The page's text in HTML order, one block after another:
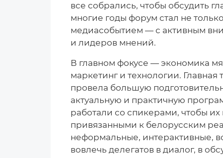
все собрались, чтобы обсудить
многие годы форум стал не
медиасобытием — с активным
и лидеров мнений.
В главном фокусе — экономика
маркетинг и технологии.
провела большую
актуальную и практичную
работали со спикерами, чтобы
привязанными к белорусским
неформальные, интерактивные,
вовлечь делегатов в диалог, в